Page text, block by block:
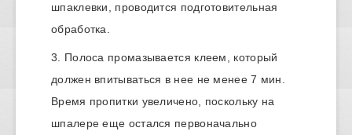
шпаклевки, проводится подготовительная
обработка.
Полоса промазывается клеем, который
должен впитываться в нее не менее 7 мин.
Время пропитки увеличено, поскольку на
шпалере еще остался первоначально